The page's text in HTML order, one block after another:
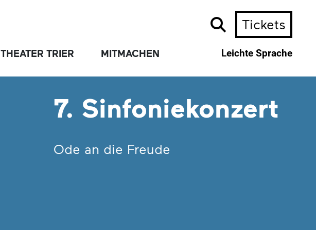
THEATER TRIER MITMACHEN
Tickets
Leichte Sprache
7. Sinfoniekonzert
Ode an die Freude